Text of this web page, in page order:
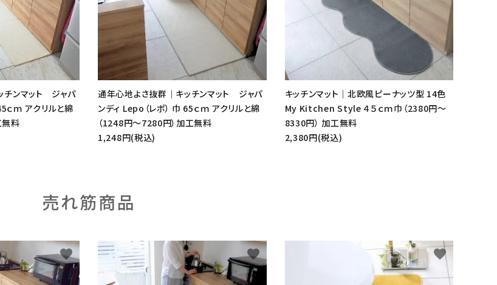
チンマット ジャパ
ｃｍ アクリルと綿
無料
通年心地よさ抜群｜キッチンマット ジャパ
ンディ Lepo（レポ） 巾 65ｃｍ アクリルと綿
（1248円～7280円）加工無料
1,248円(税込)
キッチンマット｜北欧風ピーナッツ型 14色
My Kitchen Style ４５ｃｍ巾（2380円～
8330円） 加工無料
2,380円(税込)
売れ筋商品
favorite favorite favorite